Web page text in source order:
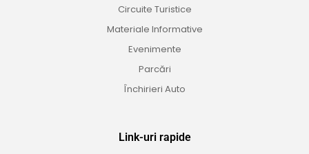
Circuite Turistice
Materiale Informative
Evenimente
Parcări
Închirieri Auto
Link-uri rapide